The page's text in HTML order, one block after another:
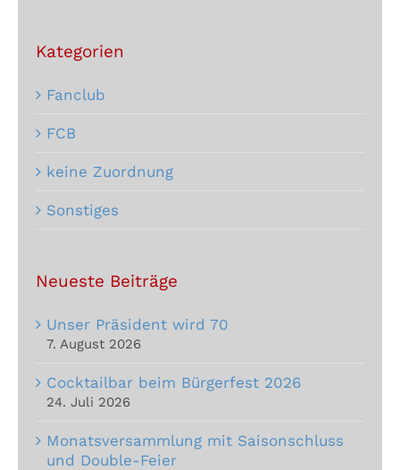
Kategorien
Fanclub
FCB
keine Zuordnung
Sonstiges
Neueste Beiträge
Unser Präsident wird 70
7. August 2026
Cocktailbar beim Bürgerfest 2026
24. Juli 2026
Monatsversammlung mit Saisonschluss
und Double-Feier